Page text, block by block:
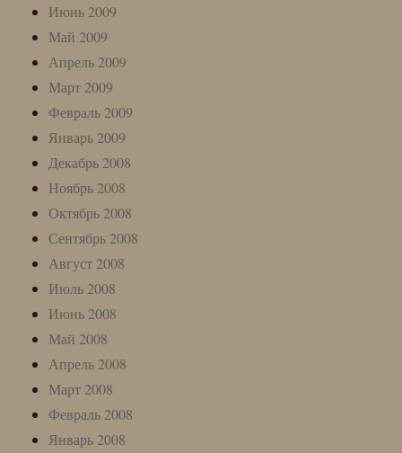
Июнь 2009
Май 2009
Апрель 2009
Март 2009
Февраль 2009
Январь 2009
Декабрь 2008
Ноябрь 2008
Октябрь 2008
Сентябрь 2008
Август 2008
Июль 2008
Июнь 2008
Май 2008
Апрель 2008
Март 2008
Февраль 2008
Январь 2008